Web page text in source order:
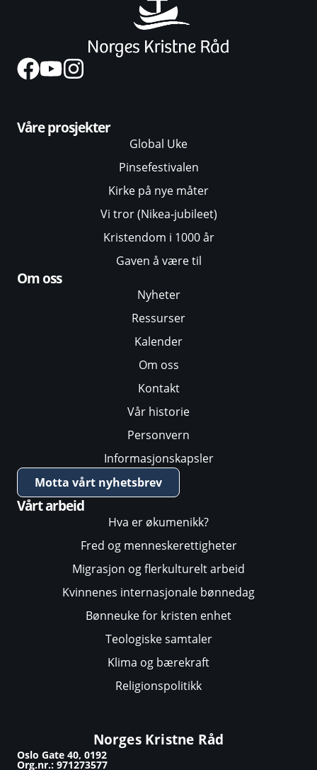
Våre prosjekter
Global Uke
Pinsefestivalen
Kirke på nye måter
Vi tror (Nikea-jubileet)
Kristendom i 1000 år
Gaven å være til
Om oss
Nyheter
Ressurser
Kalender
Om oss
Kontakt
Vår historie
Personvern
Informasjonskapsler
Motta vårt nyhetsbrev
Vårt arbeid
Hva er økumenikk?
Fred og menneskerettigheter
Migrasjon og flerkulturelt arbeid
Kvinnenes internasjonale bønnedag
Bønneuke for kristen enhet
Teologiske samtaler
Klima og bærekraft
Religionspolitikk
Norges Kristne Råd
Oslo Gate 40, 0192
Org.nr.: 971273577